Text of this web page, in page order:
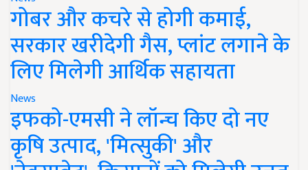
गोबर और कचरे से होगी कमाई,
सरकार खरीदेगी गैस, प्लांट लगाने के
लिए मिलेगी आर्थिक सहायता
News
इफको-एमसी ने लॉन्च किए दो नए
कृषि उत्पाद, 'मित्सुकी' और